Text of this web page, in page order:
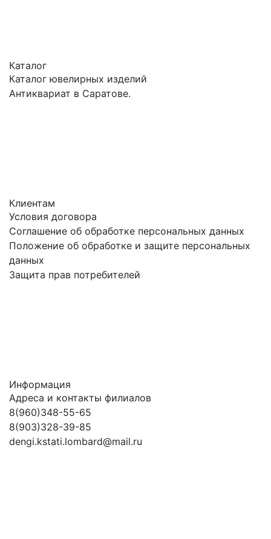
Каталог
Каталог ювелирных изделий
Антиквариат в Саратове.
Клиентам
Условия договора
Соглашение об обработке персональных данных
Положение об обработке и защите персональных
данных
Защита прав потребителей
Информация
Адреса и контакты филиалов
8(960)348-55-65
8(903)328-39-85
dengi.kstati.lombard@mail.ru